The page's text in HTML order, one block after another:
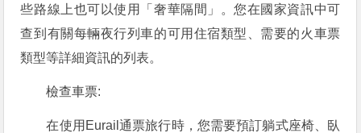
些路線上也可以使用「奢華隔間」。您在國家資訊中可
查到有關每輛夜行列車的可用住宿類型、需要的火車票
類型等詳細資訊的列表。
檢查車票:
在使用Eurail通票旅行時，您需要預訂躺式座椅、臥